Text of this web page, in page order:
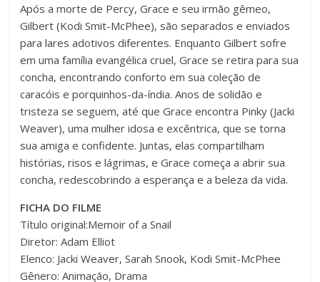
Após a morte de Percy, Grace e seu irmão gêmeo,
Gilbert (Kodi Smit-McPhee), são separados e enviados
para lares adotivos diferentes. Enquanto Gilbert sofre
em uma família evangélica cruel, Grace se retira para sua
concha, encontrando conforto em sua coleção de
caracóis e porquinhos-da-índia. Anos de solidão e
tristeza se seguem, até que Grace encontra Pinky (Jacki
Weaver), uma mulher idosa e excêntrica, que se torna
sua amiga e confidente. Juntas, elas compartilham
histórias, risos e lágrimas, e Grace começa a abrir sua
concha, redescobrindo a esperança e a beleza da vida.
FICHA DO FILME
Título original:Memoir of a Snail
Diretor: Adam Elliot
Elenco: Jacki Weaver, Sarah Snook, Kodi Smit-McPhee
Gênero: Animação, Drama